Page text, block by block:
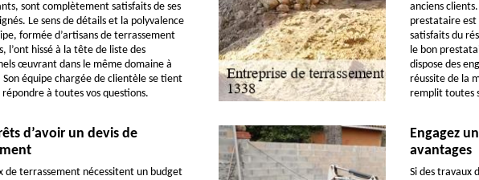
sont complètement satisfaits de ses
Le sens de détails et la polyvalence
formée d’artisans de terrassement
l’ont hissé à la tête de liste des
œuvrant dans le même domaine à
Son équipe chargée de clientèle se tient
à toutes vos questions.
anciens
prestataire est
satisfaits du
le bon
dispose des
réussite de la
remplit toutes
d’avoir un devis de
de terrassement nécessitent un budget
Engagez
avantages
Si des travaux